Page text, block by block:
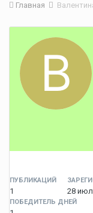
Главная
ПУБЛИКАЦИЙ
1 28
ПОБЕДИТЕЛЬ ДНЕЙ